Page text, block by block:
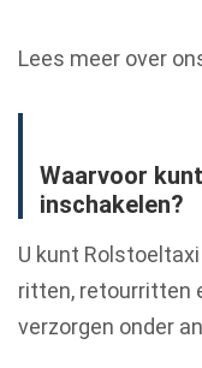
Lees meer over
Waarvoor
inschakelen?
U kunt
ritten, retourritten
verzorgen onder